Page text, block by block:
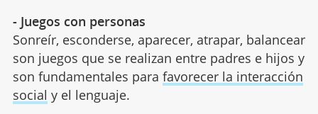
- Juegos con personas
Sonreír, esconderse, aparecer, atrapar, balancear
son juegos que se realizan entre padres e hijos y
son fundamentales para favorecer la interacción
social y el lenguaje.